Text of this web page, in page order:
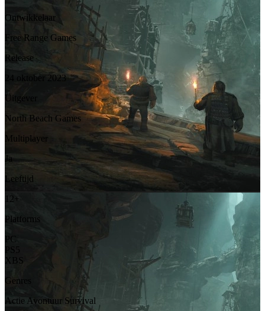
Ontwikkelaar
Free Range Games
Release
24 oktober 2023
Uitgever
North Beach Games
Multiplayer
Ja
Leeftijd
12+
Platforms
PC
XBS
Genres
Actie Avontuur Survival